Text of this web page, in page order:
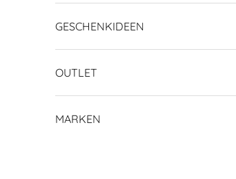
GESCHENKIDEEN
OUTLET
MARKEN